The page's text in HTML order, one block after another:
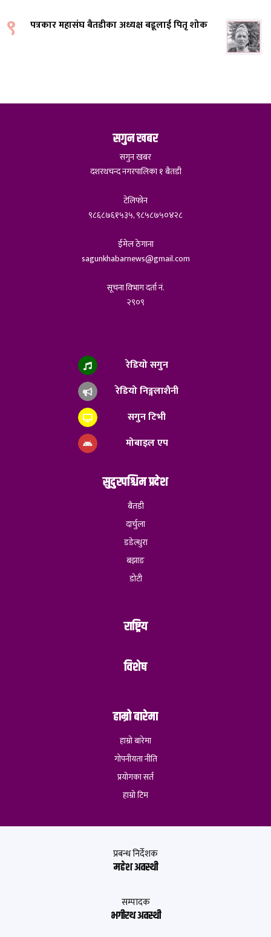
९ पत्रकार महासंघ बैतडीका अध्यक्ष बडूलाई पितृ शोक
सगुन खबर
सगुन खबर
दशरथचन्द नगरपालिका १ बैतडी
टेलिफोन
९८६८७६१५३५, ९८५८७५०४२८
ईमेल ठेगाना
sagunkhabarnews@gmail.com
सूचना विभाग दर्ता नं.
२९०९
रेडियो सगुन
रेडियो निङ्गलाशैनी
सगुन टिभी
मोबाइल एप
सुदुरपश्चिम प्रदेश
बैतडी
दार्चुला
डडेल्धुरा
बझाङ
डोटी
राष्ट्रिय
विशेष
हाम्रो बारेमा
हाम्रो बारेमा
गोपनीयता नीति
प्रयोगका सर्त
हाम्रो टिम
प्रबन्ध निर्देशक
महेश अवस्थी
सम्पादक
भगीरथ अवस्थी